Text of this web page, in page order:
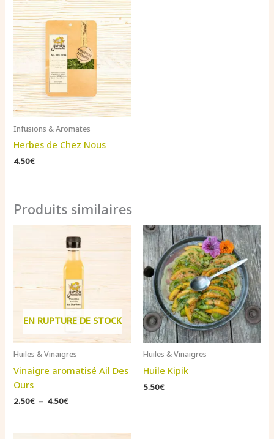
à
5.00€
Infusions & Aromates
Herbes de Chez Nous
4.50€
Produits similaires
EN RUPTURE DE STOCK
Huiles & Vinaigres
Vinaigre aromatisé Ail Des
Ours
2.50€ – 4.50€Plage
2.50€
Huiles & Vinaigres
Huile Kipik
5.50€